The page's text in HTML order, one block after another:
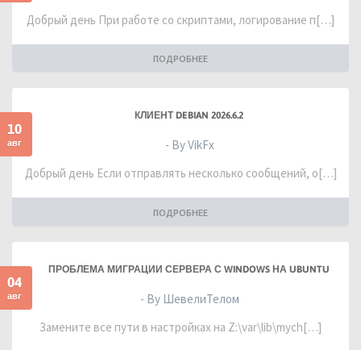
Добрый день При работе со скриптами, логирование п[…]
ПОДРОБНЕЕ
10
авг
КЛИЕНТ DEBIAN 2026.6.2
- By VikFx
Добрый день Если отправлять несколько сообщений, о[…]
ПОДРОБНЕЕ
04
авг
ПРОБЛЕМА МИГРАЦИИ СЕРВЕРА С WINDOWS НА UBUNTU
- By ШевелиТелом
Замените все пути в настройках на Z:\var\lib\mych[…]